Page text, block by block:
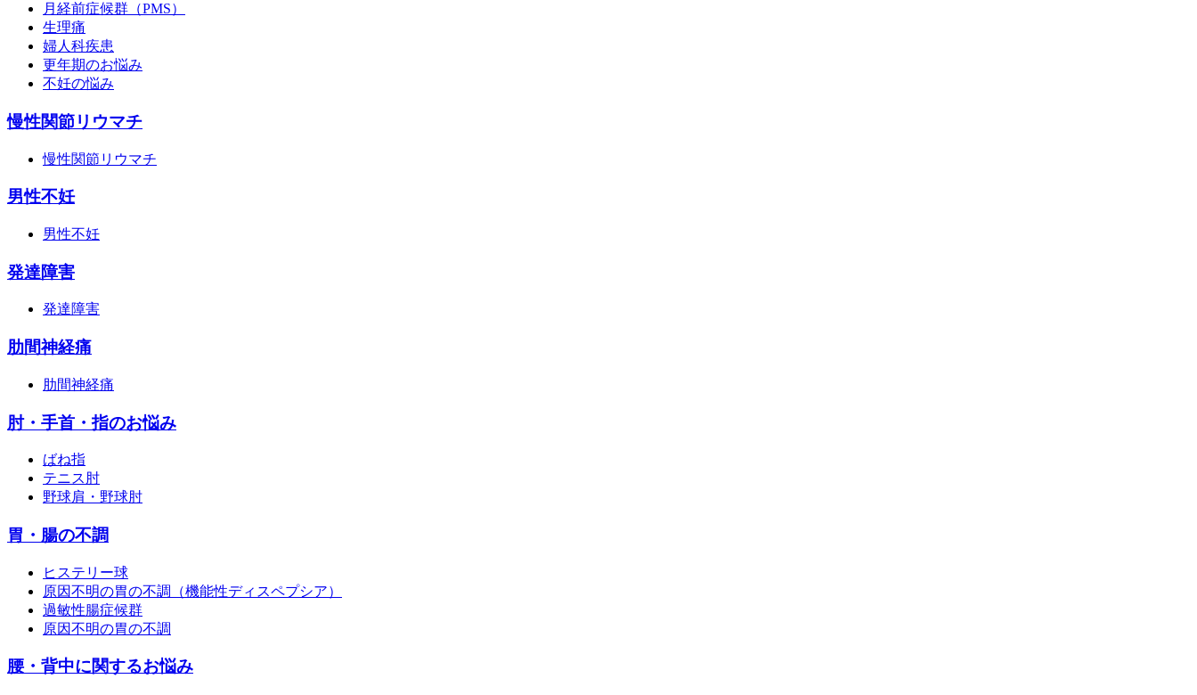
月経前症候群（PMS）
生理痛
婦人科疾患
更年期のお悩み
不妊の悩み
慢性関節リウマチ
慢性関節リウマチ
男性不妊
男性不妊
発達障害
発達障害
肋間神経痛
肋間神経痛
肘・手首・指のお悩み
ばね指
テニス肘
野球肩・野球肘
胃・腸の不調
ヒステリー球
原因不明の胃の不調（機能性ディスペプシア）
過敏性腸症候群
原因不明の胃の不調
腰・背中に関するお悩み